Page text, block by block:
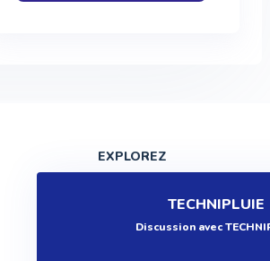
TECHNIPLUIE
Discussion avec
EXPLOREZ